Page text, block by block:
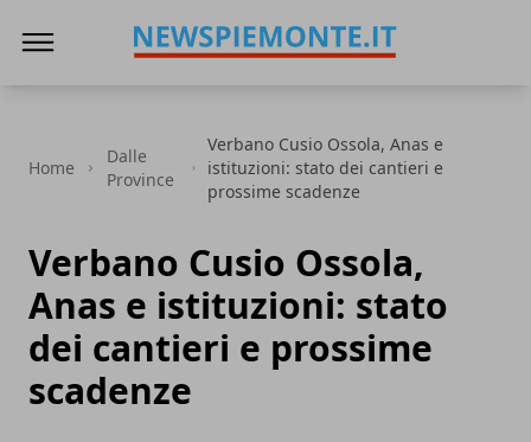
Home
Dalle
Province
Verbano Cusio Ossola, Anas e
istituzioni: stato dei cantieri e
prossime scadenze
Verbano Cusio Ossola,
Anas e istituzioni: stato
dei cantieri e prossime
scadenze